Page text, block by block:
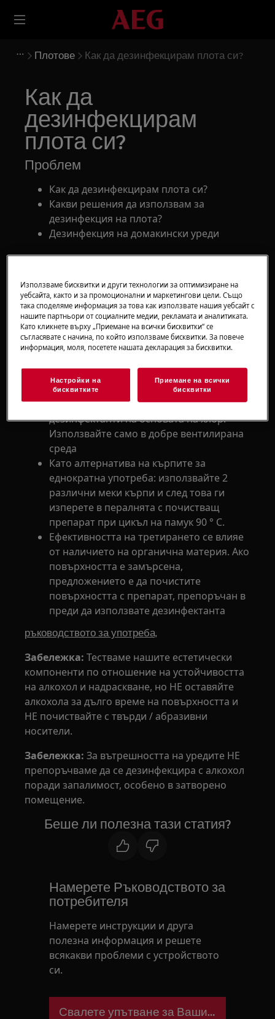
Плотове Как да дезинфекцирам плота си?
Как да
дезинфекцирам
плота си?
Проблем
Как да дезинфекцирам плота си?
Какви решения да използвам за
дезинфекция на плота?
Дезинфекция на домакински уреди
котлони
други домакински уреди
Решение
повърхност на Вашия уред с кърпи меки
кърпи за еднократна употреба, напоени
сразтвор на етанол(70%). Избягвайте
дезинфектанти на основата на хлор.
Използвайте само в добре вентилирана
среда
Като алтернатива на кърпите за
еднократна употреба: използвайте 2
различни меки кърпи и след това ги
изперете в пералнята с почистващ
препарат при цикъл на памук 90 ° C.
Ефективността на третирането се влияе
от наличието на органична материя. Ако
повърхността е замърсена,
предложението е да почистите
повърхността с препарат, препоръчан в
преди да използвате дезинфектанта
ръководството за употреба,
Забележка: Тестваме нашите естетически
компоненти по отношение на устойчивостта
на алкохол и надраскване, но НЕ оставяйте
алкохола за дълго време на повърхността и
НЕ почиствайте с твърди / абразивни
носители.
Забележка: За вътрешността на уредите НЕ
препоръчваме да се дезинфекцира с алкохол
поради запалимост, особено в затворено
помещение.
Беше ли полезна тази статия?
Намерете Ръководството за
потребителя
Намерете инструкции и друга
полезна информация и решете
всякакви проблеми с устройството
си.
Свалете упътване за Вашия уред
Използваме бисквитки и други технологии за оптимизиране на
уебсайта, както и за промоционални и маркетингови цели. Също
така споделяме информация за това как използвате нашия уебсайт с
нашите партньори от социалните медии, рекламата и аналитиката.
Като кликнете върху „Приемане на всички бисквитки“ се
съгласявате с начина, по който използваме бисквитки. За повече
информация, моля, посетете нашата декларация за бисквитки.
Настройки на
бисквитките
Приемане на всички
бисквитки